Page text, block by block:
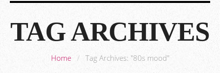
TAG ARCHIVES
Home / Tag Archives: "80s mood"